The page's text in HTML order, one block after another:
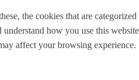
the cookies that are
how you use this
affect your browsing experience.